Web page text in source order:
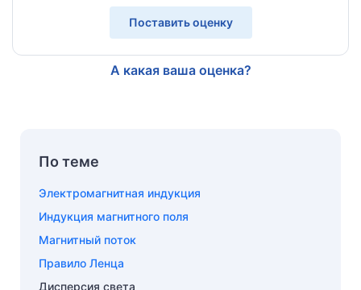
Поставить оценку
А какая ваша оценка?
По теме
Электромагнитная индукция
Индукция магнитного поля
Магнитный поток
Правило Ленца
Дисперсия света